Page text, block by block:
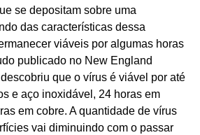
se depositam sobre uma
das características dessa
viáveis por algumas horas
publicado no New England
que o vírus é viável por até
e aço inoxidável, 24 horas em
em cobre. A quantidade de vírus
vai diminuindo com o passar